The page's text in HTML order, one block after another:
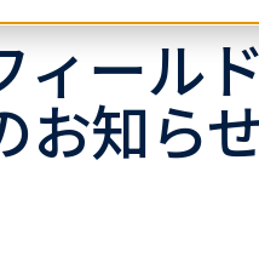
ィール
お知ら